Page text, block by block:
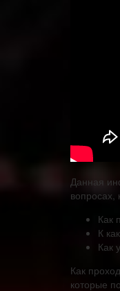
Данная
вопросах,
Как
К
Как
Как
которые